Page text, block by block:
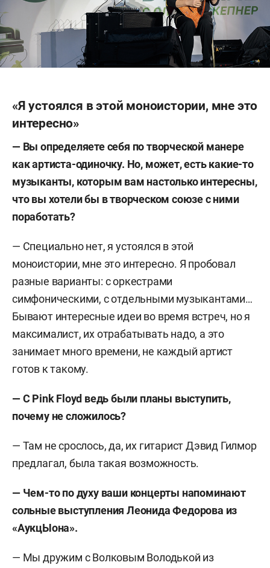
«Я устоялся в этой моноистории, мне это
интересно»
— Вы определяете себя по творческой манере
как артиста-одиночку. Но, может, есть какие-то
музыканты, которым вам настолько интересны,
что вы хотели бы в творческом союзе с ними
поработать?
— Специально нет, я устоялся в этой
моноистории, мне это интересно. Я пробовал
разные варианты: с оркестрами
симфоническими, с отдельными музыкантами…
Бывают интересные идеи во время встреч, но я
максималист, их отрабатывать надо, а это
занимает много времени, не каждый артист
готов к такому.
— С Pink Floyd ведьбыли планы выступить,
почему не сложилось?
— Там не срослось, да, их гитарист Дэвид Гилмор
предлагал, была такая возможность.
— Чем-то по духу ваши концерты напоминают
сольные выступления Леонида Федорова из
«АукцЫона».
— Мы дружим с Волковым Володькой из